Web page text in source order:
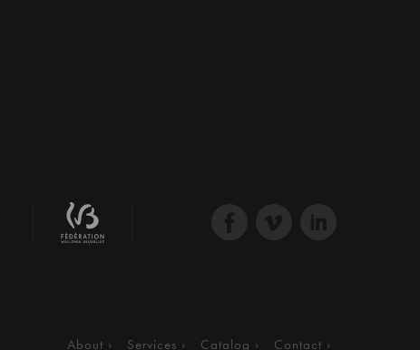
About Services Catalog Contact